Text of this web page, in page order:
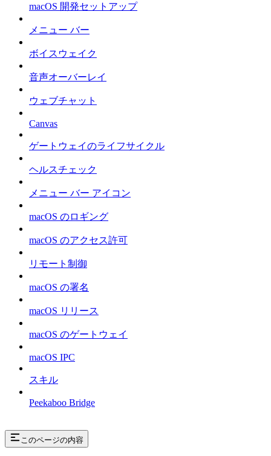
macOS 開発セットアップ
メニュー バー
ボイスウェイク
音声オーバーレイ
ウェブチャット
Canvas
ゲートウェイのライフサイクル
ヘルスチェック
メニュー バー アイコン
macOS のロギング
macOS のアクセス許可
リモート制御
macOS の署名
macOS リリース
macOS のゲートウェイ
macOS IPC
スキル
Peekaboo Bridge
このページの内容